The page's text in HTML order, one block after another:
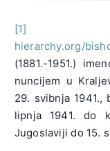
[1]
hierarchy.org/
(1881.-1951.)
nuncijem u
29. svibnja 1941.,
lipnja 1941. do
Jugoslaviji do 15.